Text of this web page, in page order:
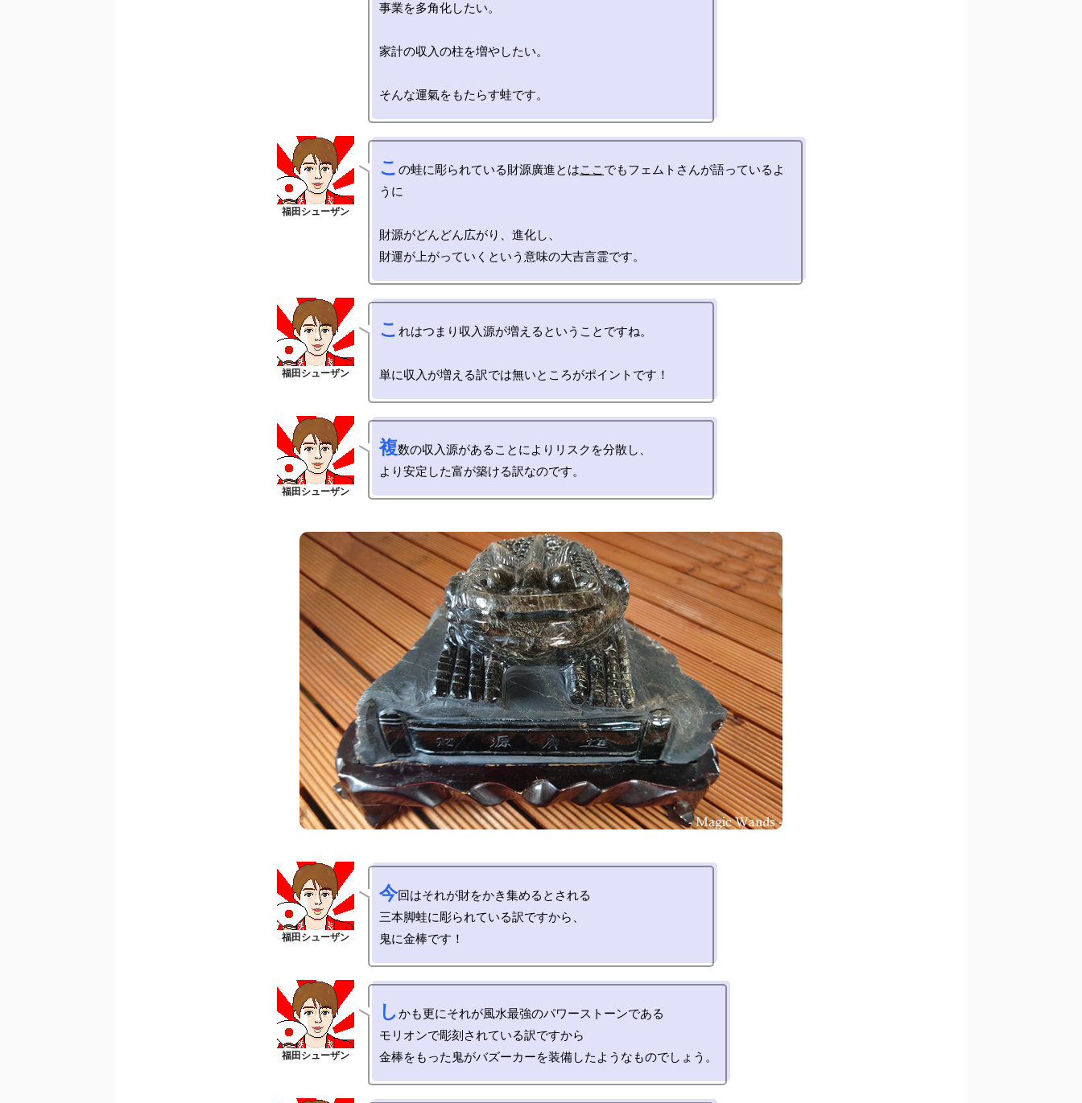
事業を多角化したい。
家計の収入の柱を増やしたい。
こ の蛙に彫られている財源廣進とはここ でもフェムトさんが語っているよ
うに
財源がどんどん広がり、進化し、
こ れはつまり収入源が増えるということですね。
複数の収入源があることによりリスクを分散し、
今回はそれが財をかき集めるとされる
三本脚蛙に彫られている訳ですから、
しかも更にそれが風水最強のパワーストーンである
モリオンで彫刻されている訳ですから